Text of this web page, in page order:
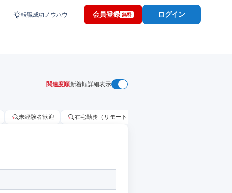
転職成功ノウハウ 会員登録 無料 ログイン
関連度順新着順詳細表示
未経験者歓迎 在宅勤務（リモートワーク）OK